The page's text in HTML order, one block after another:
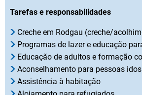
Tarefas e responsabilidades
Creche em Rodgau (creche/
Programas de lazer e educação
Educação de adultos e formação
Aconselhamento para pessoas
Assistência à habitação